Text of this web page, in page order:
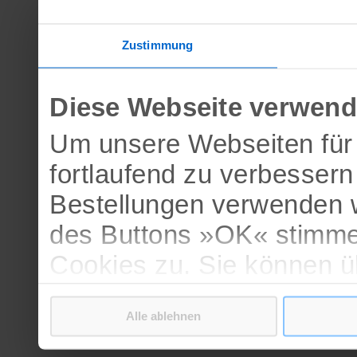
Zustimmung
Diese Webseite
Um unsere Webseiten
fortlaufend zu
Bestellungen
des Buttons »OK«
Cookies zu. Sie können
verschiedenen Cookies
bestätigen.
Alle ablehnen